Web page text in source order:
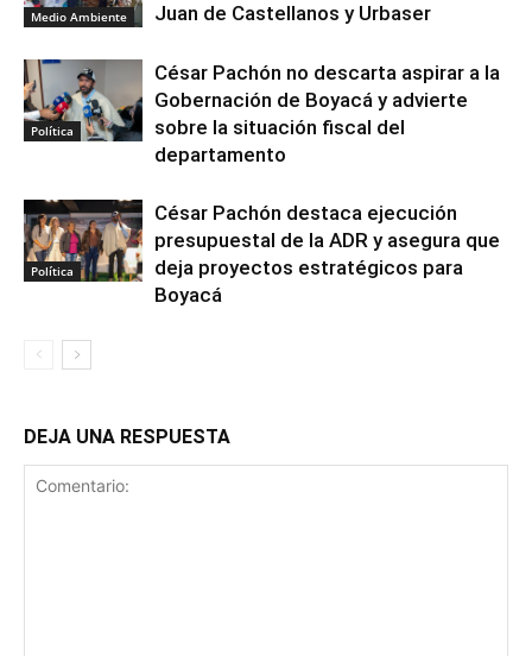
Medio Ambiente
Juan de Castellanos y Urbaser
Política
César Pachón no descarta aspirar a la
Gobernación de Boyacá y advierte
sobre la situación fiscal del
departamento
Política
César Pachón destaca ejecución
presupuestal de la ADR y asegura que
deja proyectos estratégicos para
Boyacá
DEJA UNA RESPUESTA